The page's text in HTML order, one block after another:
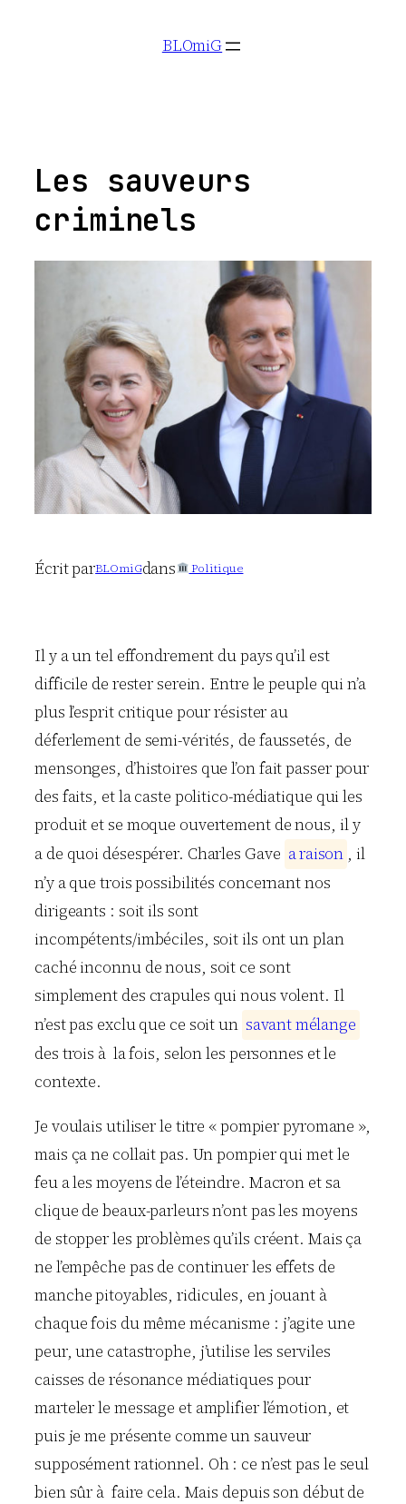
BLOmiG
Les sauveurs
criminels
Écrit parBLOmiGdans Politique
Il y a un tel effondrement du pays qu’il est
difficile de rester serein. Entre le peuple qui n’a
plus l’esprit critique pour résister au
déferlement de semi-vérités, de faussetés, de
mensonges, d’histoires que l’on fait passer pour
des faits, et la caste politico-médiatique qui les
produit et se moque ouvertement de nous, il y
a de quoi désespérer. Charles Gave araison , il
n’y a que trois possibilités concernant nos
dirigeants : soit ils sont
incompétents/imbéciles, soit ils ont un plan
caché inconnu de nous, soit ce sont
simplement des crapules qui nous volent. Il
n’est pas exclu que ce soit un savantmélange
des trois à la fois, selon les personnes et le
contexte.
Je voulais utiliser le titre « pompier pyromane »,
mais ça ne collait pas. Un pompier qui met le
feu a les moyens de l’éteindre. Macron et sa
clique de beaux-parleurs n’ont pas les moyens
de stopper les problèmes qu’ils créent. Mais ça
ne l’empêche pas de continuer les effets de
manche pitoyables, ridicules, en jouant à
chaque fois du même mécanisme : j’agite une
peur, une catastrophe, j’utilise les serviles
caisses de résonance médiatiques pour
marteler le message et amplifier l’émotion, et
puis je me présente comme un sauveur
supposément rationnel. Oh : ce n’est pas le seul
bien sûr à faire cela. Mais depuis son début de